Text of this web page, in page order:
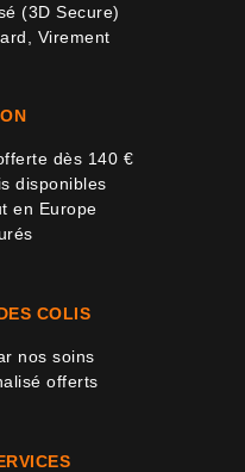
(3D Secure)
Virement
dès 140 €
disponibles
en Europe
COLIS
nos soins
offerts